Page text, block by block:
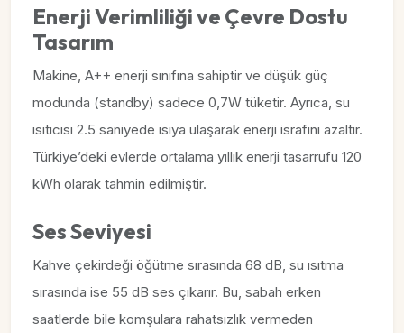
Enerji Verimliliği ve Çevre Dostu
Tasarım
Makine, A++ enerji sınıfına sahiptir ve düşük güç
modunda (standby) sadece 0,7W tüketir. Ayrıca, su
ısıtıcısı 2.5 saniyede ısıya ulaşarak enerji israfını azaltır.
Türkiye’deki evlerde ortalama yıllık enerji tasarrufu 120
kWh olarak tahmin edilmiştir.
Ses Seviyesi
Kahve çekirdeği öğütme sırasında 68 dB, su ısıtma
sırasında ise 55 dB ses çıkarır. Bu, sabah erken
saatlerde bile komşulara rahatsızlık vermeden